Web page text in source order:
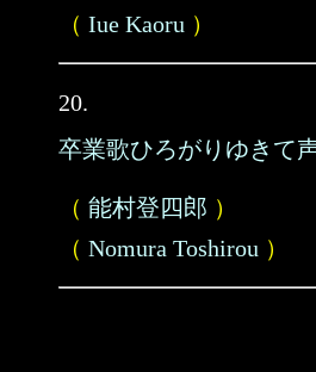
（ Iue Kaoru ）
20.
卒業歌ひろがりゆきて
（ 能村登四郎 ）
（ Nomura Toshirou ）